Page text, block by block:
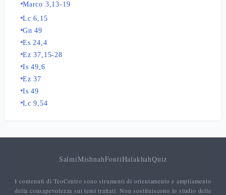
Marco 3,13-19
Lc 6,15
Gn 49
Es 24,4
Ez 37,15-28
Is 49,6
Ez 37
Is 49
Lc 9,54
SalmiMishnahFontiHalakhahQuiz
I contenuti di TeoCentro sono strumenti di orientamento e ampliamento
della consapevolezza sui temi trattati. Non sostituiscono lo studio delle